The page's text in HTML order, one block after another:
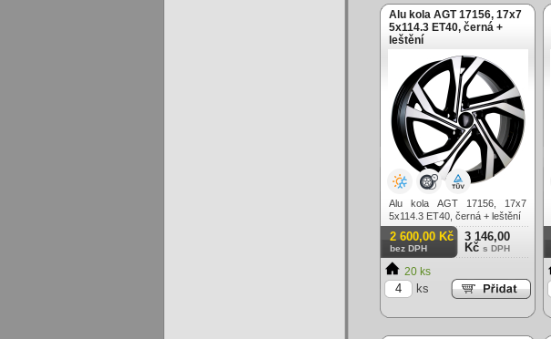
Alu kola AGT 17156, 17x7
5x114.3 ET40, černá +
leštění
Alu kola AGT 17156, 17x7
5x114.3 ET40, černá + leštění
2 600,00 Kč
bez DPH
3 146,00
Kč s DPH
20 ks
ks